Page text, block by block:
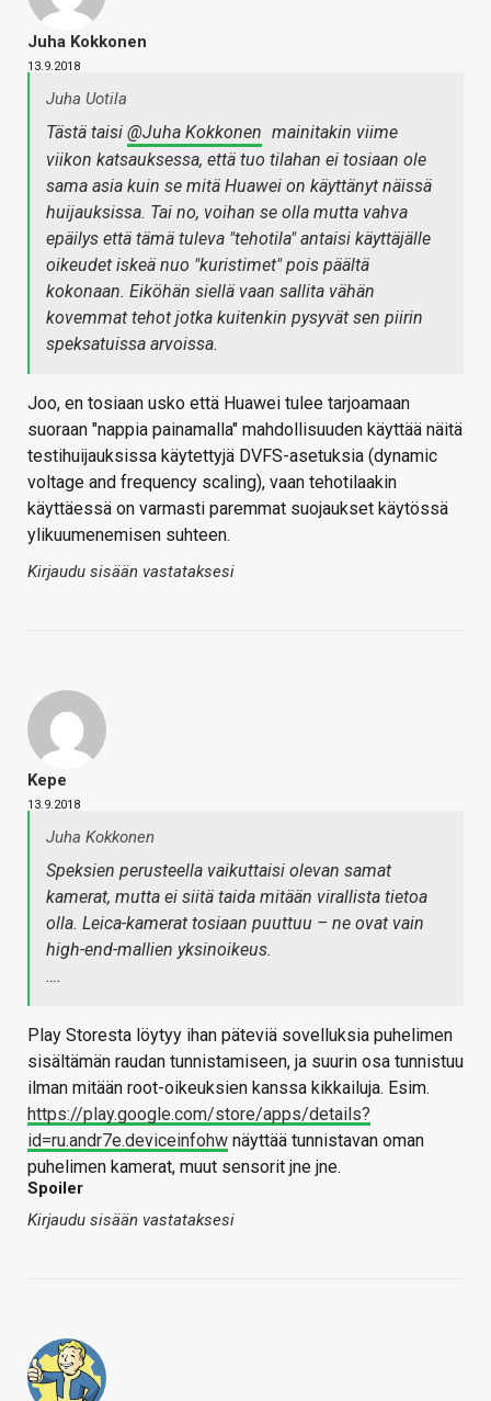
Juha Kokkonen
13.9.2018
Juha Uotila
Tästä taisi @Juha Kokkonen mainitakin viime
viikon katsauksessa, että tuo tilahan ei tosiaan ole
sama asia kuin se mitä Huawei on käyttänyt näissä
huijauksissa. Tai no, voihan se olla mutta vahva
epäilys että tämä tuleva "tehotila" antaisi käyttäjälle
oikeudet iskeä nuo "kuristimet" pois päältä
kokonaan. Eiköhän siellä vaan sallita vähän
kovemmat tehot jotka kuitenkin pysyvät sen piirin
speksatuissa arvoissa.
Joo, en tosiaan usko että Huawei tulee tarjoamaan
suoraan "nappia painamalla" mahdollisuuden käyttää näitä
testihuijauksissa käytettyjä DVFS-asetuksia (dynamic
voltage and frequency scaling), vaan tehotilaakin
käyttäessä on varmasti paremmat suojaukset käytössä
ylikuumenemisen suhteen.
Kirjaudu sisään vastataksesi
Kepe
13.9.2018
Juha Kokkonen
Speksien perusteella vaikuttaisi olevan samat
kamerat, mutta ei siitä taida mitään virallista tietoa
olla. Leica-kamerat tosiaan puuttuu – ne ovat vain
high-end-mallien yksinoikeus.
….
Play Storesta löytyy ihan päteviä sovelluksia puhelimen
sisältämän raudan tunnistamiseen, ja suurin osa tunnistuu
ilman mitään root-oikeuksien kanssa kikkailuja. Esim.
https://play.google.com/store/apps/details?
id=ru.andr7e.deviceinfohw näyttää tunnistavan oman
puhelimen kamerat, muut sensorit jne jne.
Spoiler
Kirjaudu sisään vastataksesi